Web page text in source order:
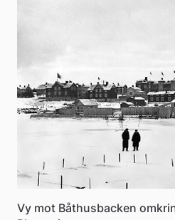
Vy mot Båthusbacken